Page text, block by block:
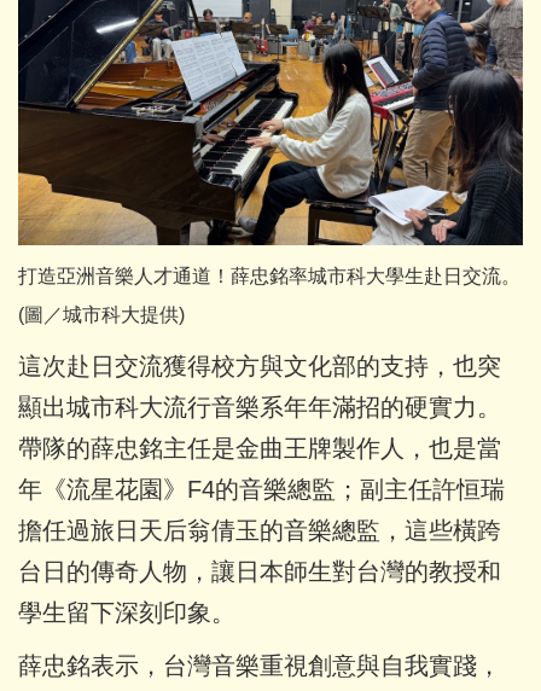
打造亞洲音樂人才通道！薛忠銘率城市科大學生赴日交流。
(圖／城市科大提供)
這次赴日交流獲得校方與文化部的支持，也突
顯出城市科大流行音樂系年年滿招的硬實力。
帶隊的薛忠銘主任是金曲王牌製作人，也是當
年《流星花園》F4的音樂總監；副主任許恒瑞
擔任過旅日天后翁倩玉的音樂總監，這些橫跨
台日的傳奇人物，讓日本師生對台灣的教授和
學生留下深刻印象。
薛忠銘表示，台灣音樂重視創意與自我實踐，